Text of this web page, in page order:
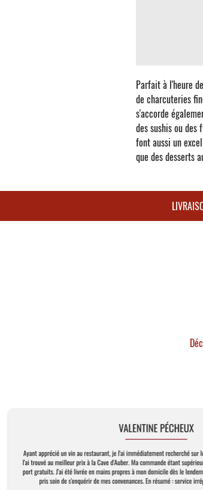
Parfait à l'heure
de charcuteries
s'accorde
des sushis ou des
font aussi un
que des desserts